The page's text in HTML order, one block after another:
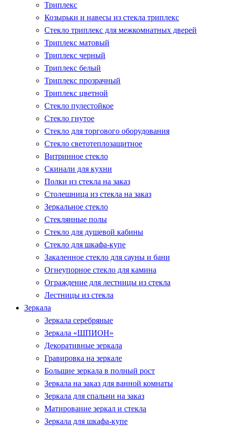
Триплекс
Козырьки и навесы из стекла триплекс
Стекло триплекс для межкомнатных дверей
Триплекс матовый
Триплекс черный
Триплекс белый
Триплекс прозрачный
Триплекс цветной
Стекло пулестойкое
Стекло гнутое
Стекло для торгового оборудования
Стекло светотеплозащитное
Витринное стекло
Скинали для кухни
Полки из стекла на заказ
Столешница из стекла на заказ
Зеркальное стекло
Стеклянные полы
Стекло для душевой кабины
Стекло для шкафа-купе
Закаленное стекло для сауны и бани
Огнеупорное стекло для камина
Ограждение для лестницы из стекла
Лестницы из стекла
Зеркала
Зеркала серебряные
Зеркала «ШПИОН»
Декоративные зеркала
Гравировка на зеркале
Большие зеркала в полный рост
Зеркала на заказ для ванной комнаты
Зеркала для спальни на заказ
Матирование зеркал и стекла
Зеркала для шкафа-купе